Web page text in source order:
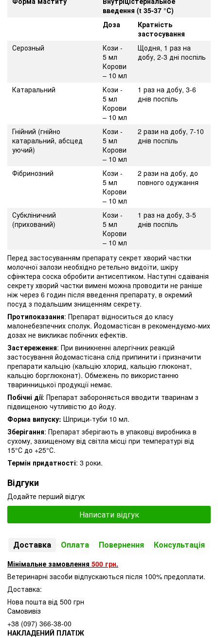
введення (t 35-37 °С)
Доза
Кратність
застосування
Серозный
Кози -
5 мл
Корови
– 10 мл
Щодня, 1 раз на
добу, 2-3 дні поспіль
Катаральний
Кози -
5 мл
Корови
– 10 мл
1 раз на добу, 3-6
днів поспіль
Гнійний (гнійно
катаральний, абсцед
уючий)
Кози -
5 мл
Корови
– 10 мл
2 рази на добу, 7-10
днів поспіль
Фібринозний
Кози -
5 мл
Корови
– 10 мл
2 рази на добу, до
повного одужання
Субкліничний
(прихований)
Кози -
5 мл
Корови
– 10 мл
1 раз на добу, 3-5
днів поспіль
Перед застосуванням препарату секрет хворий частки
молочної залози необхідно ретельно видоїти, шкіру
сфінктера соска обробити антисептиком. Наступні сдаіванія
секрету хворий частки вимені можна проводити не раніше
ніж через 6 годин після введення препарату, в окремий
посуд з подальшим знищенням секрету.
Протипоказання: Препарат відноситься до класу
малонебезпечних сполук. Йодомастісан в рекомендуємо-мих
дозах не викликає побічних ефектів.
Застереження: При виникненні алергічних реакцій
застосування йодомастісана слід припинити і призначити
препарати кальцію (кальцію хлорид, кальцію глюконат,
кальцію борглюконат). Обмежень по використанню
тваринницької продукції немає.
Побічні дії: Препарат забороняється вводити тваринам з
підвищеною чутливістю до йоду.
Форма випуску: Шприци-туби 10 мл.
Зберігання: Препарат зберігають в упаковці виробника в
сухому, захищеному від світла місці при температурі від
15°С до +25°С.
Термін придатності: 3 роки.
Відгуки
Додайте перший відгук
Написати відгук
Доставка Оплата Повернення Консультація
Мінімальне замовлення 500 грн.
Ветеринарні засоби відпускаються після 100% предоплати.
Доставка:
Нова пошта від 500 грн
Самовивіз
+38 (097) 366-38-00
НАКЛАДЕНИЙ ПЛАТІЖ